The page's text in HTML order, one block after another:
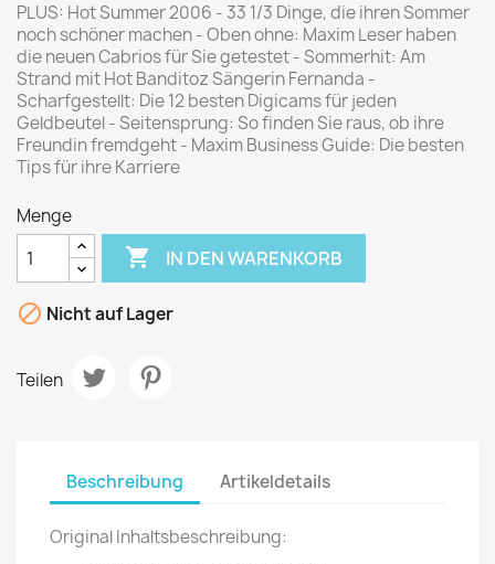
PLUS: Hot Summer 2006 - 33 1/3 Dinge, die ihren Sommer
noch schöner machen - Oben ohne: Maxim Leser haben
die neuen Cabrios für Sie getestet - Sommerhit: Am
Strand mit Hot Banditoz Sängerin Fernanda -
Scharfgestellt: Die 12 besten Digicams für jeden
Geldbeutel - Seitensprung: So finden Sie raus, ob ihre
Freundin fremdgeht - Maxim Business Guide: Die besten
Tips für ihre Karriere
Menge
 IN DEN WARENKORB
 Nicht auf Lager
Teilen
Beschreibung Artikeldetails
Original Inhaltsbeschreibung: